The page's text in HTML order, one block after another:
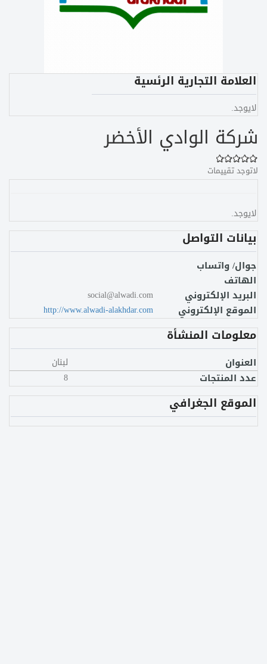
العلامة التجارية الرئسية
لايوجد.
شركة الوادي الأخضر
لاتوجد تقييمات
لايوجد.
بيانات التواصل
جوال/ واتساب
الهاتف
البريد الإلكتروني
social@alwadi.com
الموقع الإلكتروني http://www.alwadi-alakhdar.com
معلومات المنشأة
العنوان لبنان
عدد المنتجات 8
الموقع الجغرافي